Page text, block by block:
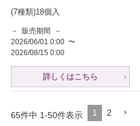
(7種類)18個入
販売期間
2026/06/01 0:00 〜
2026/08/15 0:00
詳しくはこちら
65件中 1-50件表示 1 2